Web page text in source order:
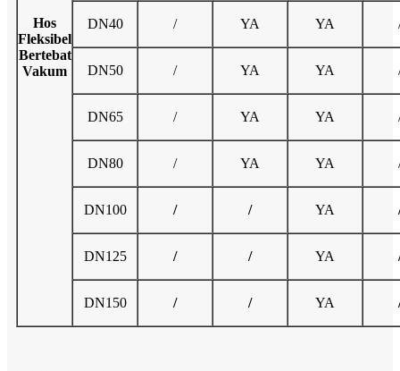
Hos
Fleksibel
Bertebat
Vakum
DN40 / YA YA
DN50 / YA YA
DN65 / YA YA
DN80 / YA YA
DN100 / / YA
DN125 / / YA
DN150 / / YA